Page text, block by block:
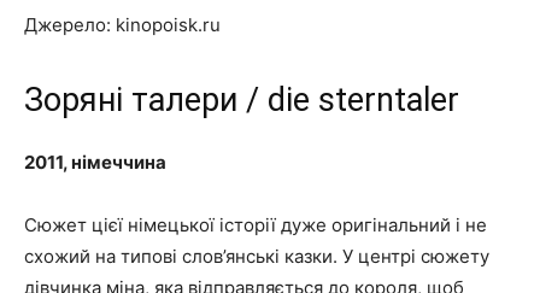
Джерело: kinopoisk.ru
Зоряні талери / die sterntaler
2011, німеччина
Сюжет цієї німецької історії дуже оригінальний і не
схожий на типові слов’янські казки. У центрі сюжету
дівчинка міна, яка відправляється до короля, щоб